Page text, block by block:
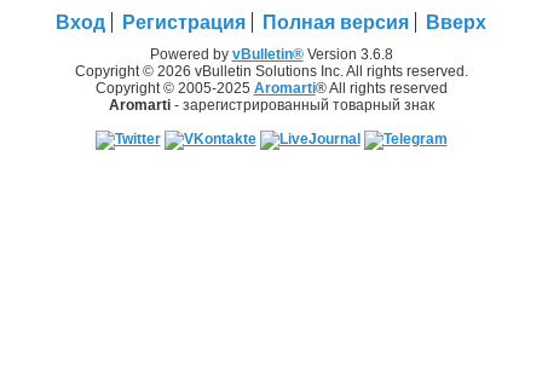
Вход Регистрация Полная версия Вверх
Powered by vBulletin®Version 3.6.8
Copyright © 2026 vBulletin Solutions Inc. All rights reserved.
Copyright © 2005-2025 Aromarti® All rights reserved
Aromarti- зарегистрированный товарный знак